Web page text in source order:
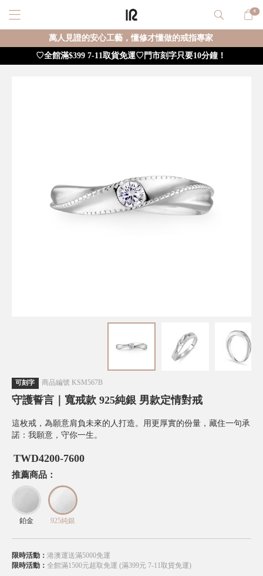
0
萬人見證的安心工藝，懂修才懂做的戒指專家
♡全館滿$399 7-11取貨免運♡門市刻字只要10分鐘！
可刻字 商品編號 KSM567B
守護誓言｜寬戒款 925純銀 男款定情對戒
這枚戒，為願意肩負未來的人打造。用更厚實的份量，藏住一句承
諾：我願意，守你一生。
TWD4200-7600
推薦商品：
鉑金 925純銀
限時活動： 港澳運送滿5000免運
限時活動： 全館滿1500元超取免運 (滿399元 7-11取貨免運)